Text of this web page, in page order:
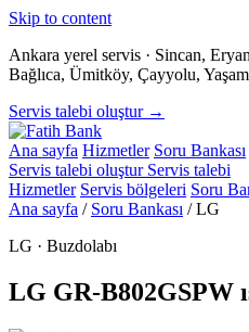
Skip to content
Ankara yerel servis · Sincan,
Bağlıca, Ümitköy, Çayyolu,
Servis talebi oluştur →
Ana sayfa Hizmetler Soru Bankası
Servis talebi oluştur Servis talebi
Hizmetler Servis bölgeleri Soru
Ana sayfa / Soru Bankası / LG
LG · Buzdolabı
LG GR-B802GSPW